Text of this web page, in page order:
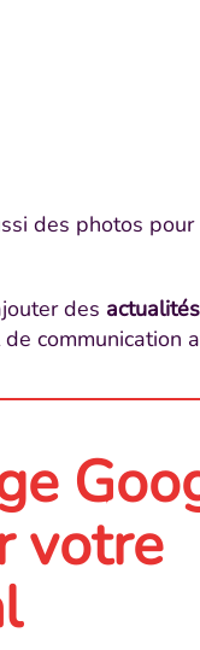
des photos
des
communication
votre